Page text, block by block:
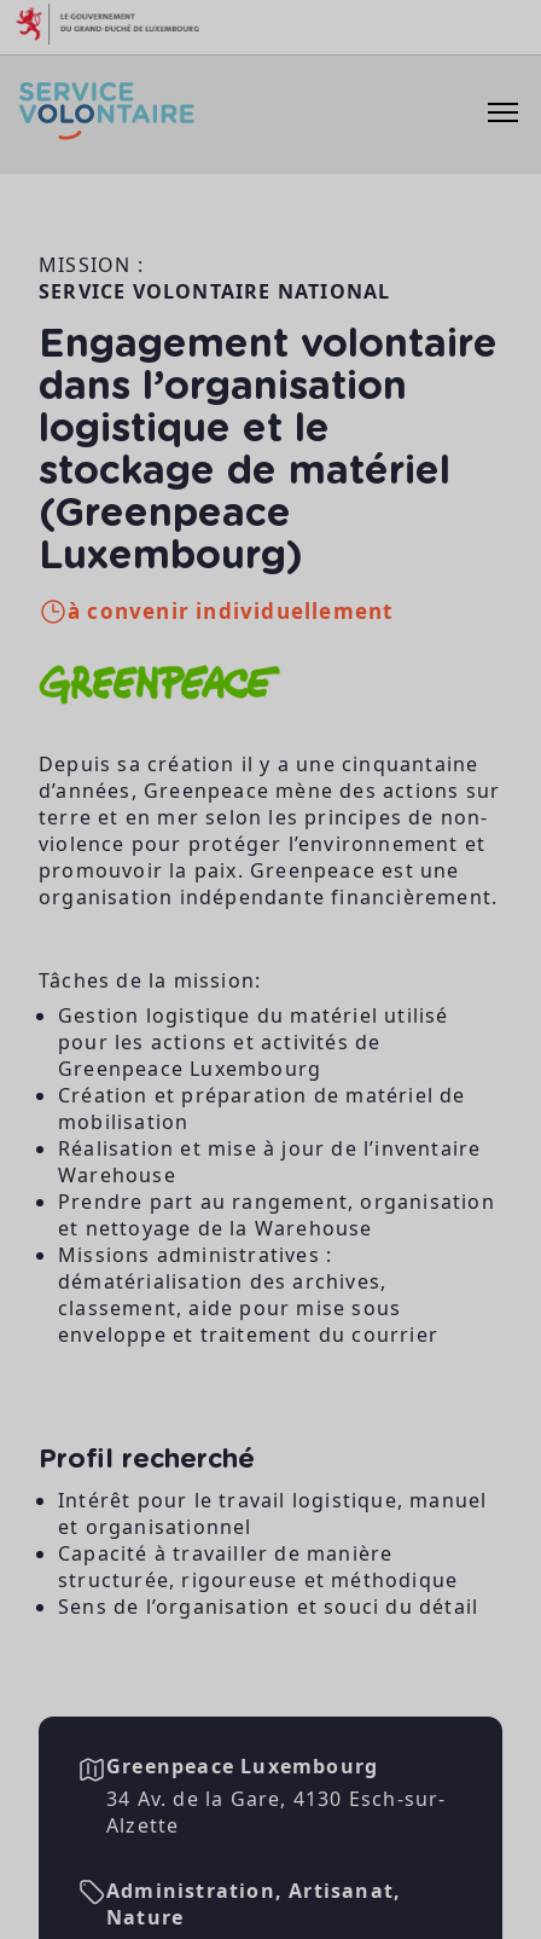
Aller au contenu
MISSION :
SERVICE VOLONTAIRE NATIONAL
Engagement volontaire
dans l’organisation
logistique et le
stockage de matériel
(Greenpeace
Luxembourg)
à convenir individuellement
Depuis sa création il y a une cinquantaine
d’années, Greenpeace mène des actions sur
terre et en mer selon les principes de non-
violence pour protéger l’environnement et
promouvoir la paix. Greenpeace est une
organisation indépendante financièrement.
Tâches de la mission:
Gestion logistique du matériel utilisé
pour les actions et activités de
Greenpeace Luxembourg
Création et préparation de matériel de
mobilisation
Réalisation et mise à jour de l’inventaire
Warehouse
Prendre part au rangement, organisation
et nettoyage de la Warehouse
Missions administratives :
dématérialisation des archives,
classement, aide pour mise sous
enveloppe et traitement du courrier
Profil recherché
Intérêt pour le travail logistique, manuel
et organisationnel
Capacité à travailler de manière
structurée, rigoureuse et méthodique
Sens de l’organisation et souci du détail
Greenpeace Luxembourg
34 Av. de la Gare, 4130 Esch-sur-
Alzette
Administration, Artisanat,
Nature